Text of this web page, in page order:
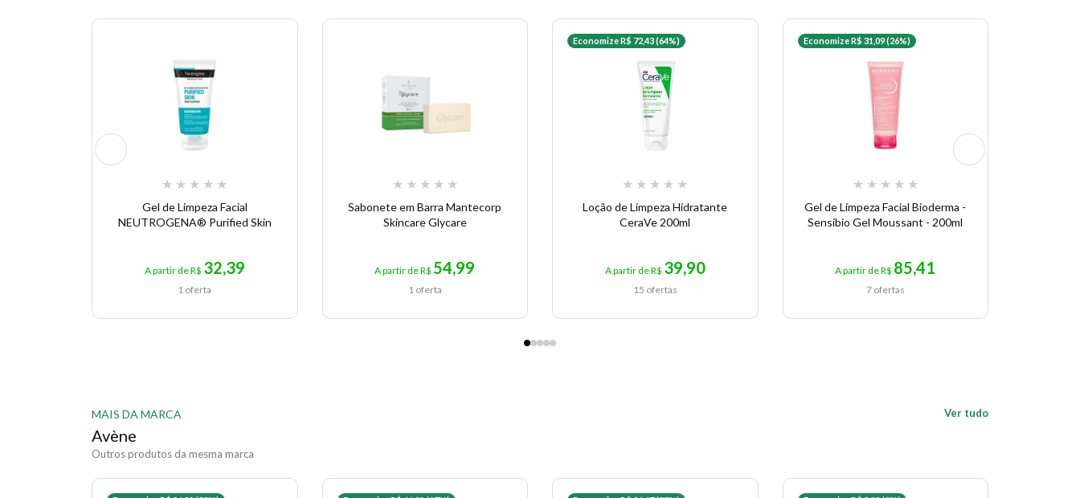
★ ★ ★ ★ ★
Gel de Limpeza Facial
NEUTROGENA® Purified Skin
A partir de R$ 32,39
1 oferta
★ ★ ★ ★ ★
Sabonete em Barra Mantecorp
Skincare Glycare
A partir de R$ 54,99
1 oferta
Economize R$ 72,43 (64%)
★ ★ ★ ★ ★
Loção de Limpeza Hidratante
CeraVe 200ml
A partir de R$ 39,90
15 ofertas
Economize R$ 31,09 (26%)
★ ★ ★ ★ ★
Gel de Limpeza Facial Bioderma -
Sensibio Gel Moussant - 200ml
A partir de R$ 85,41
7 ofertas
MAIS DA MARCA
Avène
Outros produtos da mesma marca
Ver tudo